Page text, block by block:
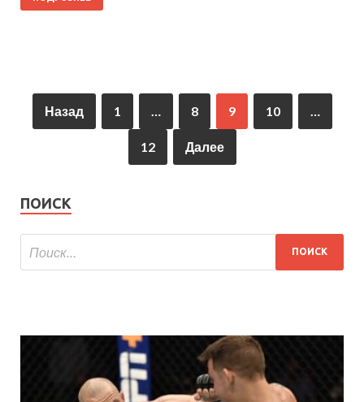
Назад 1 … 8 9 10 …
12 Далее
ПОИСК